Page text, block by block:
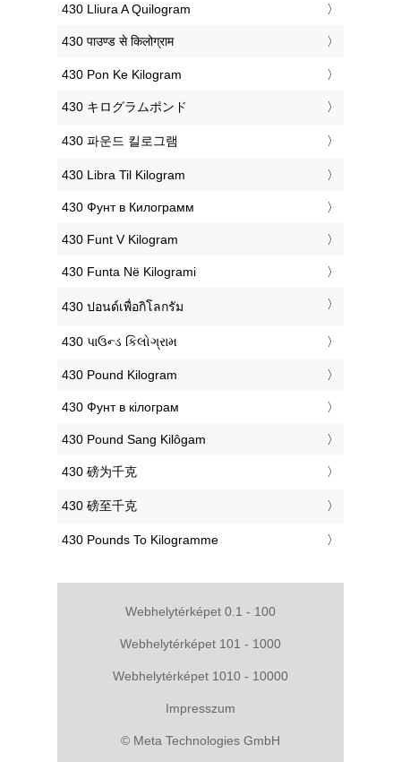
‎430 Lliura A Quilogram
‎430 पाउण्ड से किलोग्राम
‎430 Pon Ke Kilogram
‎430 キログラムポンド
‎430 파운드 킬로그램
‎430 Libra Til Kilogram
‎430 Фунт в Килограмм
‎430 Funt V Kilogram
‎430 Funta Në Kilogrami
‎430 ปอนด์เพื่อกิโลกรัม
‎430 પાઉન્ડ કિલોગ્રામ
‎430 Pound Kilogram
‎430 Фунт в кілограм
‎430 Pound Sang Kilôgam
‎430 磅为千克
‎430 磅至千克
‎430 Pounds To Kilogramme
Webhelytérképet 0.1 - 100
Webhelytérképet 101 - 1000
Webhelytérképet 1010 - 10000
Impresszum
© Meta Technologies GmbH